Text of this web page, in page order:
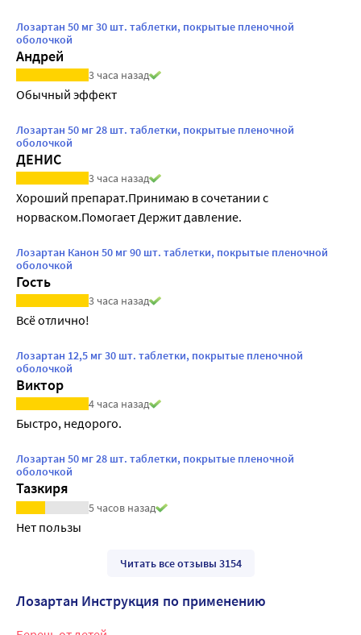
Лозартан 50 мг 30 шт. таблетки, покрытые пленочной
оболочкой
Андрей
3 часа назад
Обычный эффект
Лозартан 50 мг 28 шт. таблетки, покрытые пленочной
оболочкой
ДЕНИС
3 часа назад
Хороший препарат.Принимаю в сочетании с
норваском.Помогает Держит давление.
Лозартан Канон 50 мг 90 шт. таблетки, покрытые пленочной
оболочкой
Гость
3 часа назад
Всё отлично!
Лозартан 12,5 мг 30 шт. таблетки, покрытые пленочной
оболочкой
Виктор
4 часа назад
Быстро, недорого.
Лозартан 50 мг 28 шт. таблетки, покрытые пленочной
оболочкой
Тазкиря
5 часов назад
Нет пользы
Читать все отзывы 3154
Лозартан Инструкция по применению